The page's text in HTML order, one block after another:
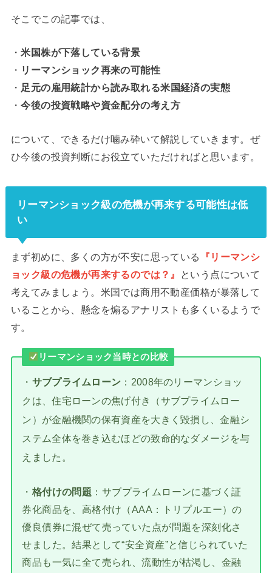
そこでこの記事では、
・米国株が下落している背景
・ リーマンショック再来の可能性
・ 足元の雇用統計から読み取れる米国経済の実態
・今後の投資戦略や資金配分の考え方
について、できるだけ噛み砕いて解説していきます。ぜ
ひ今後の投資判断にお役立ていただければと思います。
リーマンショック級の危機が再来する可能性は低
い
まず初めに、多くの方が不安に思っている
『リーマンシ
ョック級の危機が再来するのでは？』
という点について
考えてみましょう。米国では商用不動産価格が暴落して
いることから、懸念を煽るアナリストも多くいるようで
す。
リーマンショック当時との比較
・ サブプライムローン ：2008年のリーマンショッ
クは、住宅ローンの焦げ付き（サブプライムロー
ン）が金融機関の保有資産を大きく毀損し、金融シ
ステム全体を巻き込むほどの致命的なダメージを与
えました。
・ 格付けの問題 ：サブプライムローンに基づく証
券化商品を、高格付け（AAA：トリプルエー）の
優良債券に混ぜて売っていた点が問題を深刻化さ
せました。結果として“安全資産”と信じられていた
商品も一気に全て売られ、流動性が枯渇し、金融